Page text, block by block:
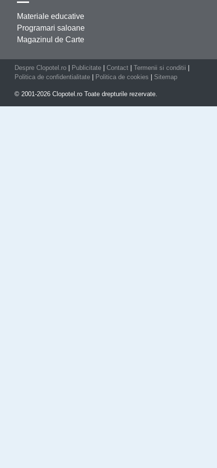
Materiale educative
Programari saloane
Magazinul de Carte
Despre Clopotel.ro Publicitate Contact Termenii si conditii
Politica de confidentialitate
Politica de cookies Sitemap
© 2001-2026 Clopotel.ro Toate drepturile rezervate.